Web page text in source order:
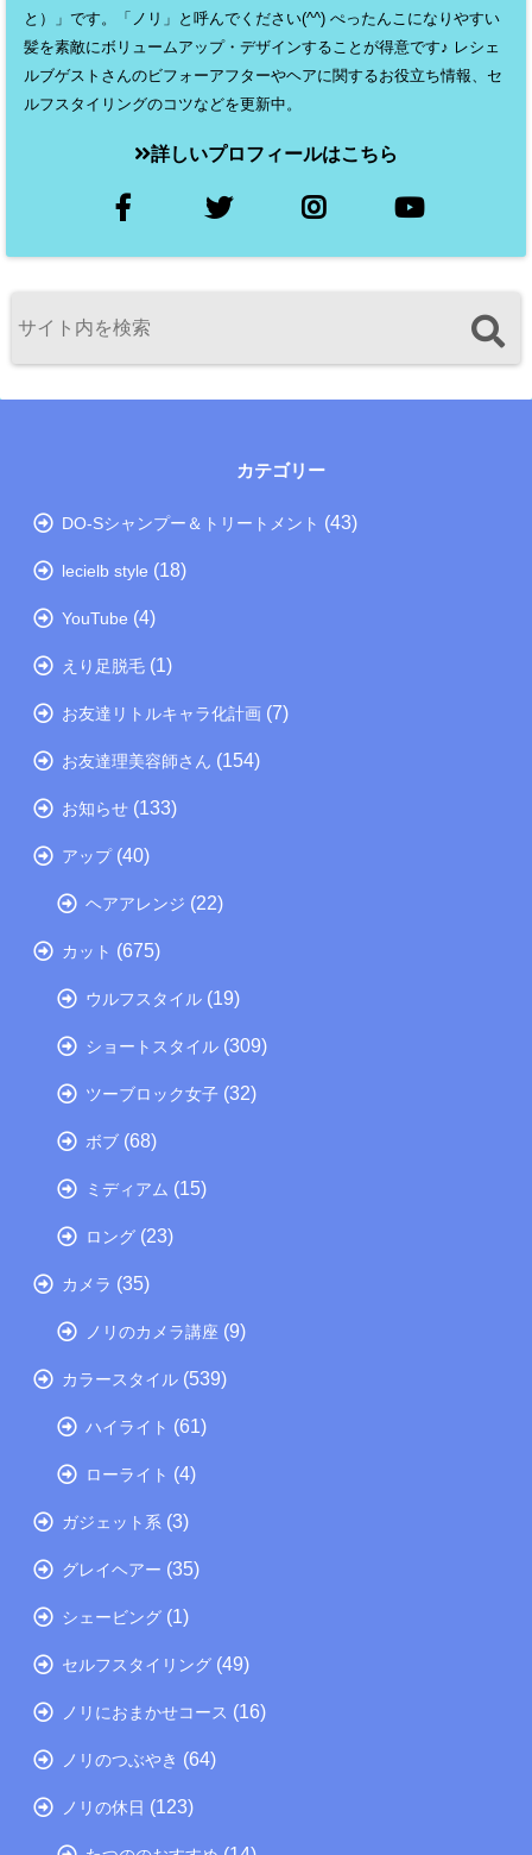
と）」です。「ノリ」と呼んでください(^^) ぺったんこになりやすい
髪を素敵にボリュームアップ・デザインすることが得意です♪ レシェ
ルブゲストさんのビフォーアフターやヘアに関するお役立ち情報、セ
ルフスタイリングのコツなどを更新中。
詳しいプロフィールはこちら
カテゴリー
DO-Sシャンプー＆トリートメント (43)
lecielb style (18)
YouTube (4)
えり足脱毛 (1)
お友達リトルキャラ化計画 (7)
お友達理美容師さん (154)
お知らせ (133)
アップ(40)
ヘアアレンジ (22)
カット (675)
ウルフスタイル (19)
ショートスタイル (309)
ツーブロック女子 (32)
ボブ (68)
ミディアム (15)
ロング (23)
カメラ (35)
ノリのカメラ講座 (9)
カラースタイル (539)
ハイライト (61)
ローライト (4)
ガジェット系 (3)
グレイヘアー (35)
シェービング (1)
セルフスタイリング (49)
ノリにおまかせコース (16)
ノリのつぶやき (64)
ノリの休日 (123)